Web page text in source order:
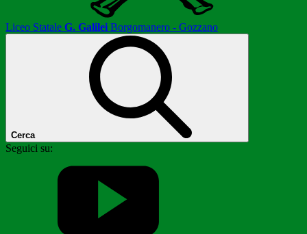
Liceo Statale G. Galilei Borgomanero - Gozzano
Cerca
Seguici su: